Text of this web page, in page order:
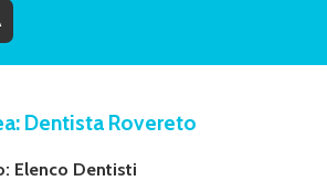
Dentista Rovereto
Elenco Dentisti